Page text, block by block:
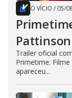
O VÍCIO / 05/
Trailer oficial
Primetime:
apareceu...